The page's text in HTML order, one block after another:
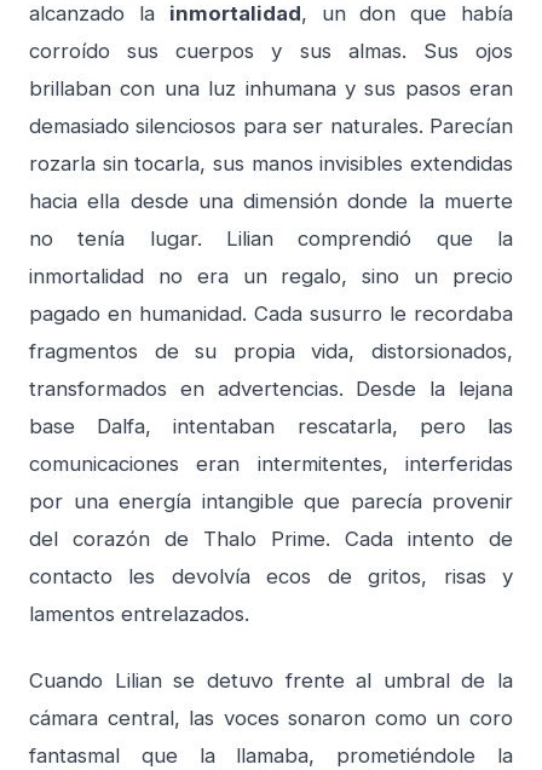
alcanzado la inmortalidad, un don que había
corroído sus cuerpos y sus almas. Sus ojos
brillaban con una luz inhumana y sus pasos eran
demasiado silenciosos para ser naturales. Parecían
rozarla sin tocarla, sus manos invisibles extendidas
hacia ella desde una dimensión donde la muerte
no tenía lugar. Lilian comprendió que la
inmortalidad no era un regalo, sino un precio
pagado en humanidad. Cada susurro le recordaba
fragmentos de su propia vida, distorsionados,
transformados en advertencias. Desde la lejana
base Dalfa, intentaban rescatarla, pero las
comunicaciones eran intermitentes, interferidas
por una energía intangible que parecía provenir
del corazón de Thalo Prime. Cada intento de
contacto les devolvía ecos de gritos, risas y
lamentos entrelazados.
Cuando Lilian se detuvo frente al umbral de la
cámara central, las voces sonaron como un coro
fantasmal que la llamaba, prometiéndole la